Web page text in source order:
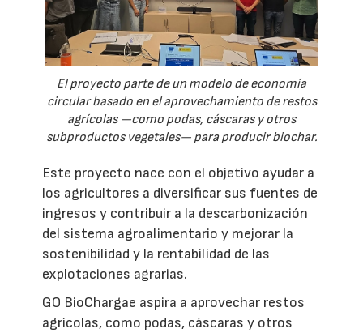
El proyecto parte de un modelo de economía
circular basado en el aprovechamiento de restos
agrícolas —como podas, cáscaras y otros
subproductos vegetales— para producir biochar.
Este proyecto nace con el objetivo ayudar a
los agricultores a diversificar sus fuentes de
ingresos y contribuir a la descarbonización
del sistema agroalimentario y mejorar la
sostenibilidad y la rentabilidad de las
explotaciones agrarias.
GO BioChargae aspira a aprovechar restos
agrícolas, como podas, cáscaras y otros